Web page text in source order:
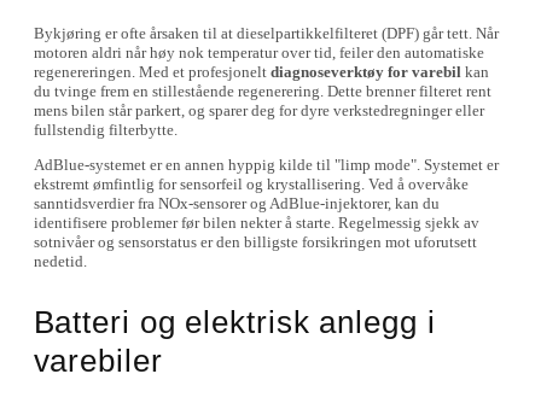
Bykjøring er ofte årsaken til at dieselpartikkelfilteret (DPF) går tett. Når
motoren aldri når høy nok temperatur over tid, feiler den automatiske
regenereringen. Med et profesjonelt diagnoseverktøy for varebilkan
du tvinge frem en stillestående regenerering. Dette brenner filteret rent
mens bilen står parkert, og sparer deg for dyre verkstedregninger eller
fullstendig filterbytte.
AdBlue-systemet er en annen hyppig kilde til "limp mode". Systemet er
ekstremt ømfintlig for sensorfeil og krystallisering. Ved å overvåke
sanntidsverdier fra NOx-sensorer og AdBlue-injektorer, kan du
identifisere problemer før bilen nekter å starte. Regelmessig sjekk av
sotnivåer og sensorstatus er den billigste forsikringen mot uforutsett
nedetid.
Batteri og elektrisk anlegg i
varebiler